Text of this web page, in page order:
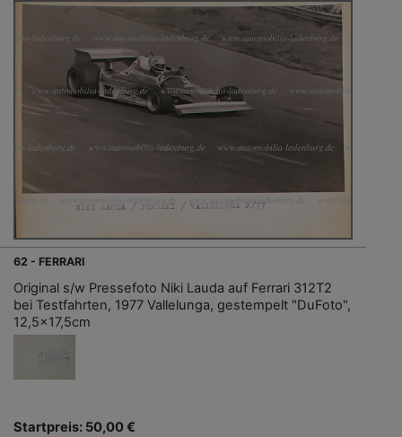
62 - FERRARI
Original s/w Pressefoto Niki Lauda auf Ferrari 312T2
bei Testfahrten, 1977 Vallelunga, gestempelt "DuFoto",
12,5x17,5cm
Startpreis: 50,00 €